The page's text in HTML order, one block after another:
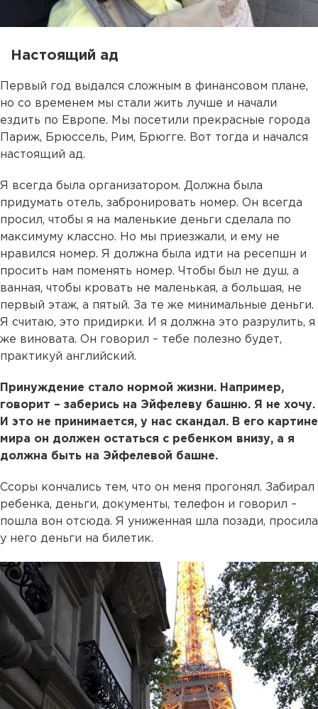
Настоящий ад
Первый год выдался сложным в финансовом плане,
но со временем мы стали жить лучше и начали
ездить по Европе. Мы посетили прекрасные города
Париж, Брюссель, Рим, Брюгге. Вот тогда и начался
настоящий ад.
Я всегда была организатором. Должна была
придумать отель, забронировать номер. Он всегда
просил, чтобы я на маленькие деньги сделала по
максимуму классно. Но мы приезжали, и ему не
нравился номер. Я должна была идти на ресепшн и
просить нам поменять номер. Чтобы был не душ, а
ванная, чтобы кровать не маленькая, а большая, не
первый этаж, а пятый. За те же минимальные деньги.
Я считаю, это придирки. И я должна это разрулить, я
же виновата. Он говорил – тебе полезно будет,
практикуй английский.
Принуждение стало нормой жизни. Например,
говорит – заберись на Эйфелеву башню. Я не хочу.
И это не принимается, у нас скандал. В его картине
мира он должен остаться с ребенком внизу, а я
должна быть на Эйфелевой башне.
Ссоры кончались тем, что он меня прогонял. Забирал
ребенка, деньги, документы, телефон и говорил –
пошла вон отсюда. Я униженная шла позади, просила
у него деньги на билетик.